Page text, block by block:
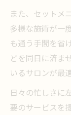
また、セットメ
多様な施術が一
も通う手間を省
どを同日に済ま
いるサロンが最
日々の忙しさに
要のサービスを